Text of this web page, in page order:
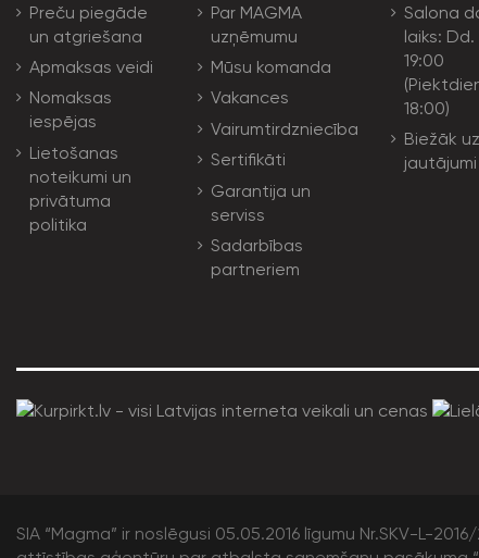
Preču piegāde
un atgriešana
Apmaksas veidi
Nomaksas
iespējas
Lietošanas
noteikumi un
privātuma
politika
Par MAGMA
uzņēmumu
Mūsu komanda
Vakances
Vairumtirdzniecība
Sertifikāti
Garantija un
serviss
Sadarbības
partneriem
Salona
laiks:
19:00
18:00)
Biežāk
jautājumi
SIA “Magma” ir noslēgusi 05.05.2016 līgumu Nr.SKV-L-